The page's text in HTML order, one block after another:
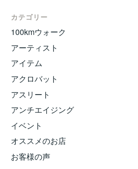
カテゴリー
100kmウォーク
アーティスト
アイテム
アクロバット
アスリート
アンチエイジング
イベント
オススメのお店
お客様の声